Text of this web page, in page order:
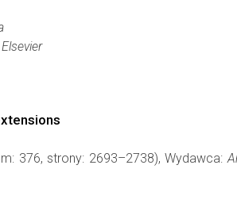
Elsevier
376, strony: 2693–2738), Wydawca: